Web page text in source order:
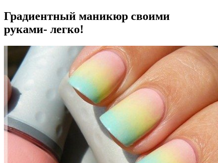
Градиентный маникюр своими
руками- легко!